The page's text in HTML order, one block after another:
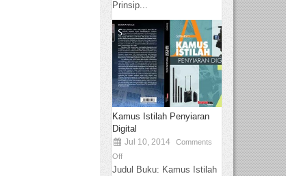
Prinsip...
Kamus Istilah Penyiaran
Digital
Jul 10, 2014
Comments
Off
Judul Buku: Kamus Istilah